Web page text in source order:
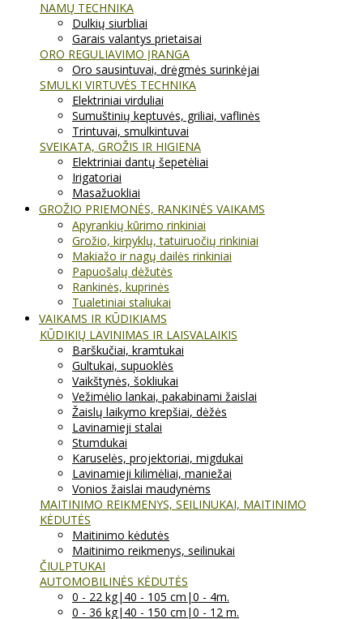
NAMŲ TECHNIKA
Dulkių siurbliai
Garais valantys prietaisai
ORO REGULIAVIMO ĮRANGA
Oro sausintuvai, drėgmės surinkėjai
SMULKI VIRTUVĖS TECHNIKA
Elektriniai virduliai
Sumuštinių keptuvės, griliai, vaflinės
Trintuvai, smulkintuvai
SVEIKATA, GROŽIS IR HIGIENA
Elektriniai dantų šepetėliai
Irigatoriai
Masažuokliai
GROŽIO PRIEMONĖS, RANKINĖS VAIKAMS
Apyrankių kūrimo rinkiniai
Grožio, kirpyklų, tatuiruočių rinkiniai
Makiažo ir nagų dailės rinkiniai
Papuošalų dėžutės
Rankinės, kuprinės
Tualetiniai staliukai
VAIKAMS IR KŪDIKIAMS
KŪDIKIŲ LAVINIMAS IR LAISVALAIKIS
Barškučiai, kramtukai
Gultukai, supuoklės
Vaikštynės, šokliukai
Vežimėlio lankai, pakabinami žaislai
Žaislų laikymo krepšiai, dėžės
Lavinamieji stalai
Stumdukai
Karuselės, projektoriai, migdukai
Lavinamieji kilimėliai, maniežai
Vonios žaislai maudynėms
MAITINIMO REIKMENYS, SEILINUKAI, MAITINIMO
KĖDUTĖS
Maitinimo kėdutės
Maitinimo reikmenys, seilinukai
ČIULPTUKAI
AUTOMOBILINĖS KĖDUTĖS
0 - 22 kg|40 - 105 cm|0 - 4m.
0 - 36 kg|40 - 150 cm|0 - 12 m.